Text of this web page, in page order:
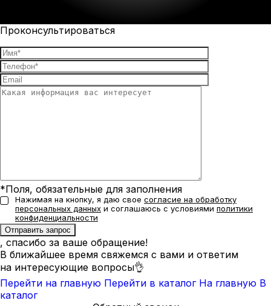
Проконсультироваться
*Поля, обязательные для заполнения
Нажимая на кнопку, я даю свое согласие на обработку
персональных данных и соглашаюсь с условиями политики
конфиденциальности
, спасибо за ваше обращение!
В ближайшее время свяжемся с вами и ответим
на интересующие вопросы👌
Перейти на главную Перейти в каталог На главную В
каталог